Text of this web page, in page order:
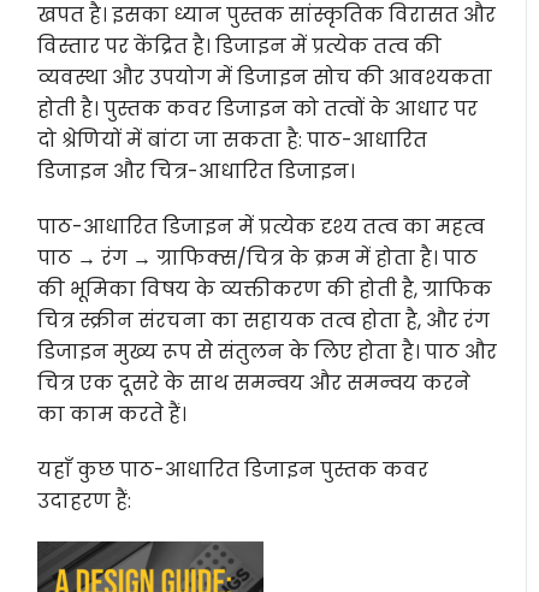
खपत है। इसका ध्यान पुस्तक सांस्कृतिक विरासत और
विस्तार पर केंद्रित है। डिजाइन में प्रत्येक तत्व की
व्यवस्था और उपयोग में डिजाइन सोच की आवश्यकता
होती है। पुस्तक कवर डिजाइन को तत्वों के आधार पर
दो श्रेणियों में बांटा जा सकता है: पाठ-आधारित
डिजाइन और चित्र-आधारित डिजाइन।
पाठ-आधारित डिजाइन में प्रत्येक दृश्य तत्व का महत्व
पाठ → रंग → ग्राफिक्स/चित्र के क्रम में होता है। पाठ
की भूमिका विषय के व्यक्तीकरण की होती है, ग्राफिक
चित्र स्क्रीन संरचना का सहायक तत्व होता है, और रंग
डिजाइन मुख्य रूप से संतुलन के लिए होता है। पाठ और
चित्र एक दूसरे के साथ समन्वय और समन्वय करने
का काम करते हैं।
यहाँ कुछ पाठ-आधारित डिजाइन पुस्तक कवर
उदाहरण हैं: